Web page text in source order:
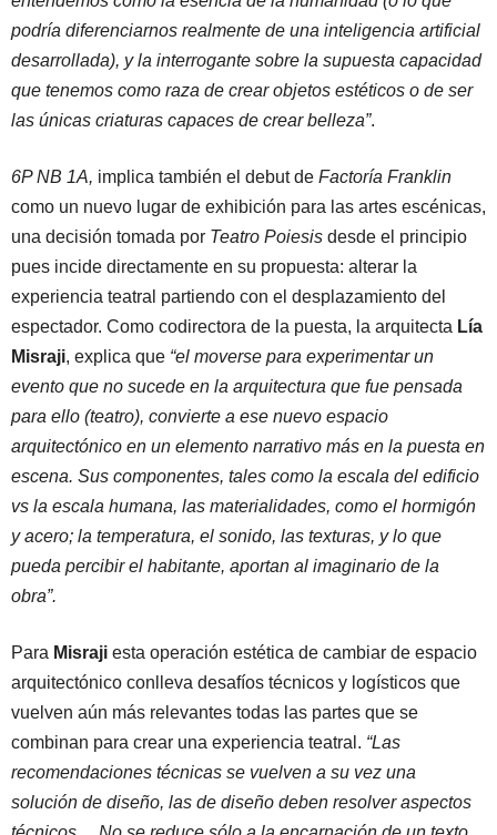
podría diferenciarnos realmente de una inteligencia artificial
desarrollada), y la interrogante sobre la supuesta capacidad
que tenemos como raza de crear objetos estéticos o de ser
las únicas criaturas capaces de crear belleza”.
6P NB 1A, implica también el debut de Factoría Franklin
como un nuevo lugar de exhibición para las artes escénicas,
una decisión tomada por Teatro Poiesis desde el principio
pues incide directamente en su propuesta: alterar la
experiencia teatral partiendo con el desplazamiento del
espectador. Como codirectora de la puesta, la arquitecta Lía
Misraji, explica que “el moverse para experimentar un
evento que no sucede en la arquitectura que fue pensada
para ello (teatro), convierte a ese nuevo espacio
arquitectónico en un elemento narrativo más en la puesta en
escena. Sus componentes, tales como la escala del edificio
vs la escala humana, las materialidades, como el hormigón
y acero; la temperatura, el sonido, las texturas, y lo que
pueda percibir el habitante, aportan al imaginario de la
obra”.
Para Misraji esta operación estética de cambiar de espacio
arquitectónico conlleva desafíos técnicos y logísticos que
vuelven aún más relevantes todas las partes que se
combinan para crear una experiencia teatral. “Las
recomendaciones técnicas se vuelven a su vez una
solución de diseño, las de diseño deben resolver aspectos